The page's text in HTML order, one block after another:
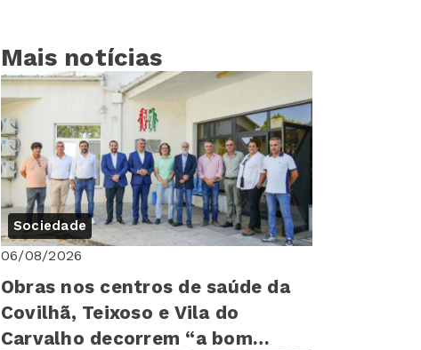
Mais notícias
Sociedade
06/08/2026
Obras nos centros de saúde da
Covilhã, Teixoso e Vila do
Carvalho decorrem “a bom